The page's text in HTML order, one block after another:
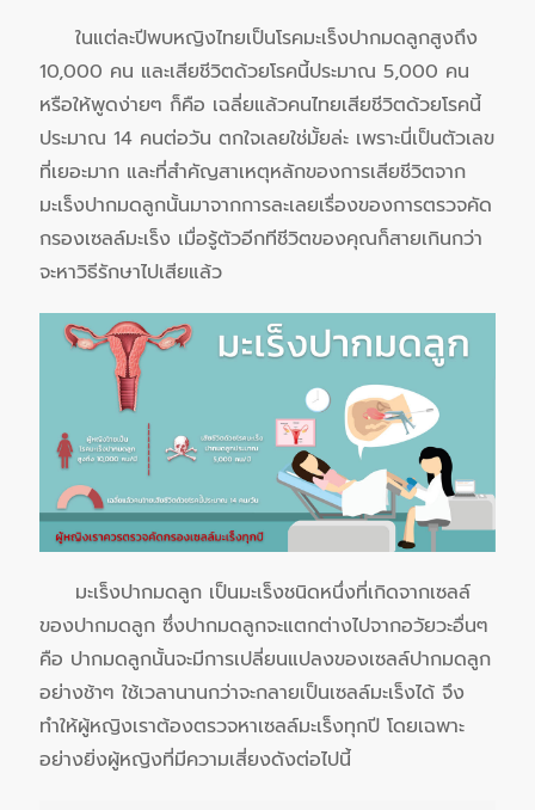
ในแต่ละปีพบหญิงไทยเป็นโรคมะเร็งปากมดลูกสูงถึง
10,000 คน และเสียชีวิตด้วยโรคนี้ประมาณ 5,000 คน
หรือให้พูดง่ายๆ ก็คือ เฉลี่ยแล้วคนไทยเสียชีวิตด้วยโรคนี้
ประมาณ 14 คนต่อวัน ตกใจเลยใช่มั้ยล่ะ เพราะนี่เป็นตัวเลข
ที่เยอะมาก และที่สำคัญสาเหตุหลักของการเสียชีวิตจาก
มะเร็งปากมดลูกนั้นมาจากการละเลยเรื่องของการตรวจคัด
กรองเซลล์มะเร็ง เมื่อรู้ตัวอีกทีชีวิตของคุณก็สายเกินกว่า
จะหาวิธีรักษาไปเสียแล้ว
มะเร็งปากมดลูก เป็นมะเร็งชนิดหนึ่งที่เกิดจากเซลล์
ของปากมดลูก ซึ่งปากมดลูกจะแตกต่างไปจากอวัยวะอื่นๆ
คือ ปากมดลูกนั้นจะมีการเปลี่ยนแปลงของเซลล์ปากมดลูก
อย่างช้าๆ ใช้เวลานานกว่าจะกลายเป็นเซลล์มะเร็งได้ จึง
ทำให้ผู้หญิงเราต้องตรวจหาเซลล์มะเร็งทุกปี โดยเฉพาะ
อย่างยิ่งผู้หญิงที่มีความเสี่ยงดังต่อไปนี้